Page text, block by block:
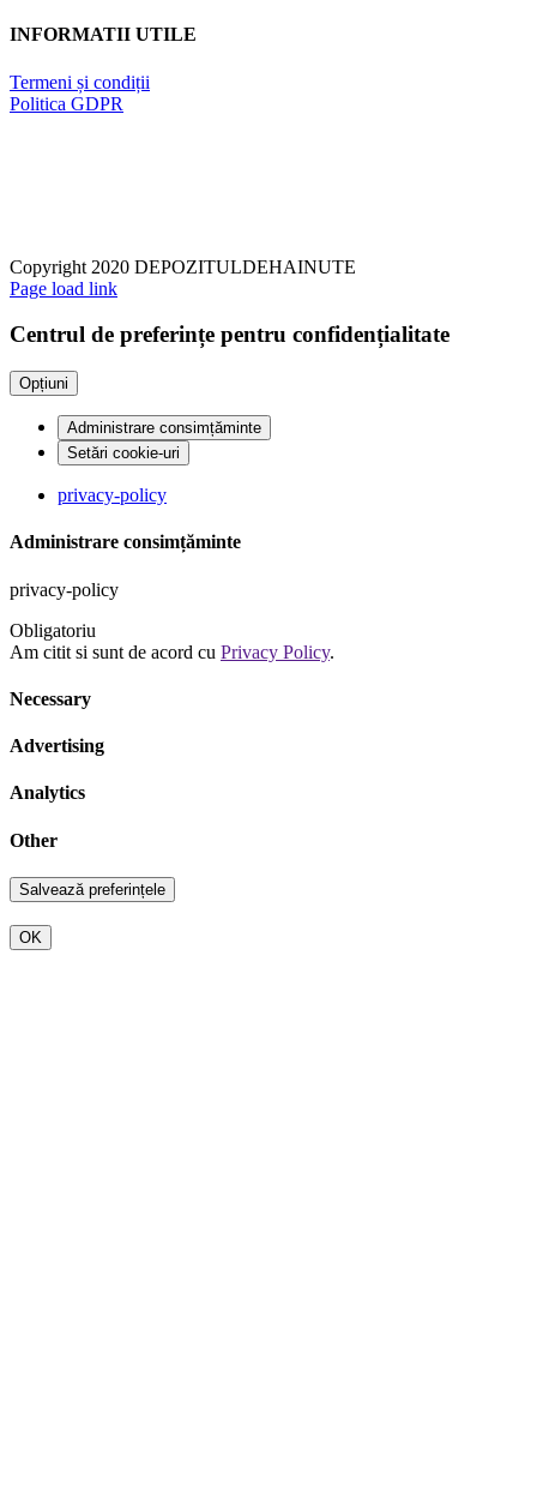
INFORMATII UTILE
Termeni și condiții
Politica GDPR
Copyright 2020 DEPOZITULDEHAINUTE
Page load link
Centrul de preferințe pentru confidențialitate
Opțiuni
Administrare consimțăminte
Setări cookie-uri
privacy-policy
Administrare consimțăminte
privacy-policy
Obligatoriu
Am citit si sunt de acord cu Privacy Policy.
Necessary
Advertising
Analytics
Other
OK